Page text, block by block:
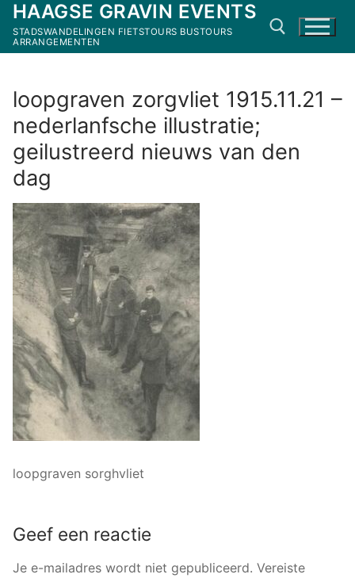
Ga
naar
de
HAAGSE GRAVIN EVENTS
STADSWANDELINGEN FIETSTOURS BUSTOURS
ARRANGEMENTEN
Zoeken naar:
loopgraven zorgvliet 1915.11.21 –
nederlanfsche illustratie;
geilustreerd nieuws van den
dag
loopgraven sorghvliet
Geef een reactie
Je e-mailadres wordt niet gepubliceerd. Vereiste